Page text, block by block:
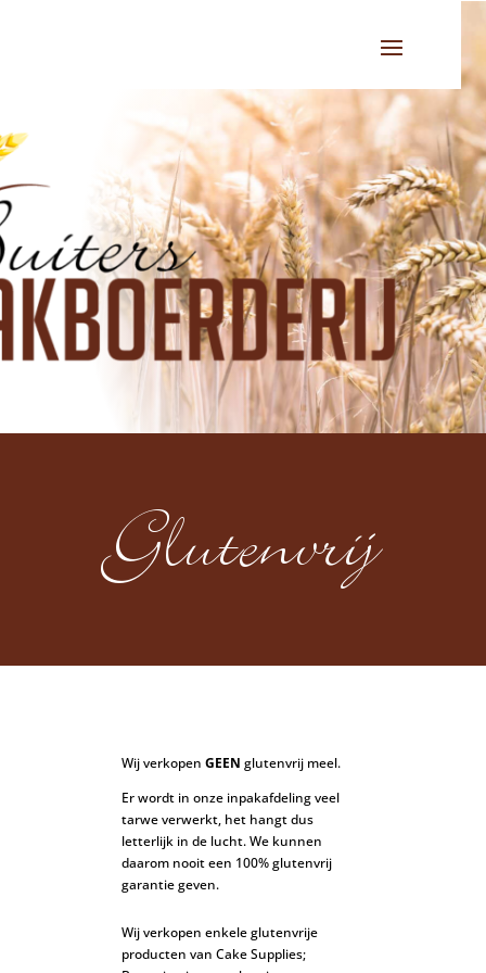
Glutenvrij
Wij verkopen GEEN glutenvrij meel.
Er wordt in onze inpakafdeling veel
tarwe verwerkt, het hangt dus
letterlijk in de lucht. We kunnen
daarom nooit een 100% glutenvrij
garantie geven.
Wij verkopen enkele glutenvrije
producten van Cake Supplies;